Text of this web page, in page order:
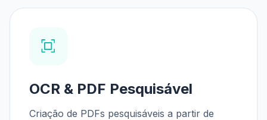
OCR & PDF Pesquisável
Criação de PDFs pesquisáveis a partir de